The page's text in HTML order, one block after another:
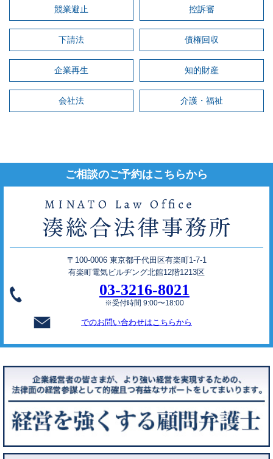
競業避止 控訴審
下請法 債権回収
企業再生 知的財産
会社法 介護・福祉
ご相談のご予約はこちらから
〒100-0006 東京都千代田区有楽町1-7-1
有楽町電気ビルヂング北館12階1213区
03-3216-8021
※受付時間 9:00〜18:00
でのお問い合わせはこちらから